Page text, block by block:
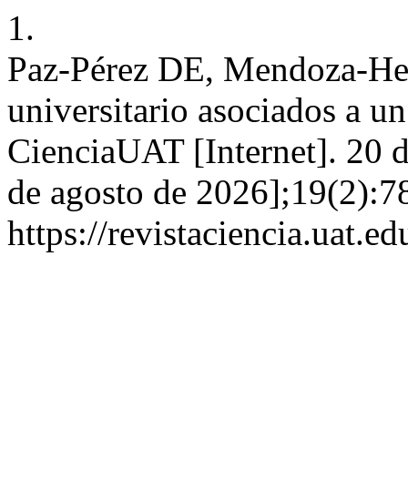
1.
Paz-Pérez DE, Mendoza-
universitario asociados a
CienciaUAT [Internet]. 20
de agosto de
https://